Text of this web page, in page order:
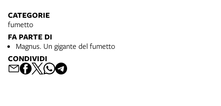
CATEGORIE
fumetto
FA PARTE DI
Magnus. Un gigante del fumetto
CONDIVIDI